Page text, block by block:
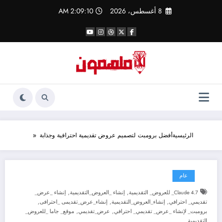
8 أغسطس، 2026 2:09:11 AM
الرئيسيةأفضل برومبت لتصميم عروض تقديمية احترافية وجذابة
عام
Claude 4.7_ للعروض_ التقديمية , إنشاء _العروض_التقديمية, إنشاء _عرض_
تقديمي_ احترافي, إنشاء_العروض_التقديمية, إنشاء_عرض_تقديمى _احترافى,
برومبت_ لإنشاء _عرض_ تقديمي_ احترافي, عرض_تقديمي, موقع_ جاما _للعروض_